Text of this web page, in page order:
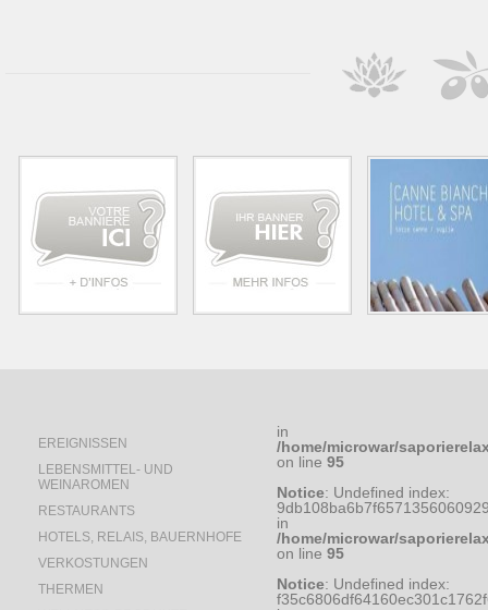
EREIGNISSEN
LEBENSMITTEL- UND
WEINAROMEN
RESTAURANTS
HOTELS, RELAIS, BAUERNHOFE
VERKOSTUNGEN
THERMEN
in
/home/microwar/
on line 95
Notice: Undefined index:
in
/home/microwar/
on line 95
Notice: Undefined index: